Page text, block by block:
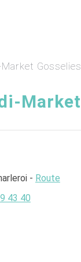
Gosselies
- Route
43 40